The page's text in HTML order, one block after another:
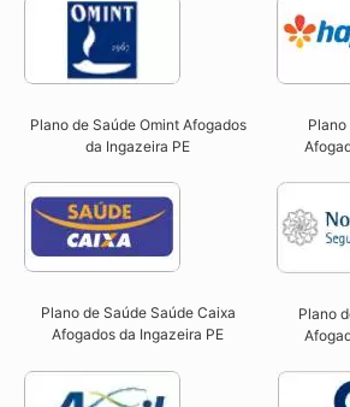
Plano de Saúde Omint Afogados
da Ingazeira PE​
Plano de Saúde Saúde Caixa
Afogados da Ingazeira PE​
Plano